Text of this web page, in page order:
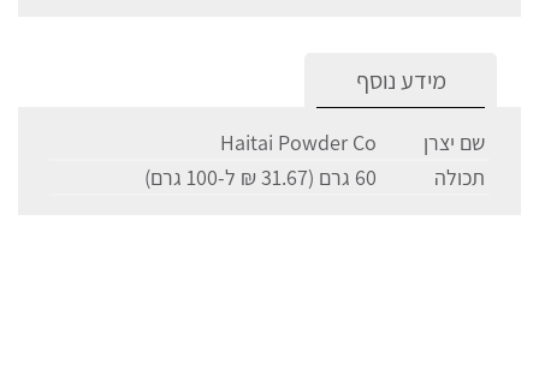
מידע נוסף
שם יצרן
Haitai Powder Co
תכולה
60 גרם (31.67 ₪ ל-100 גרם)